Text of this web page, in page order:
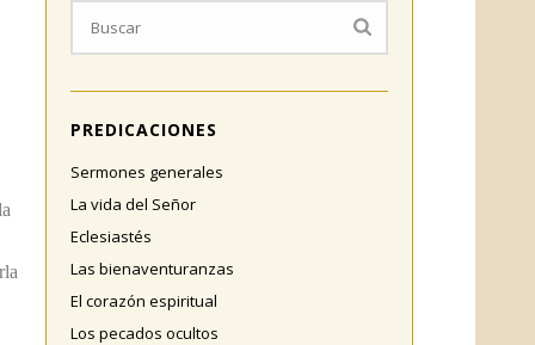
PREDICACIONES
Sermones generales
La vida del Señor
Eclesiastés
Las bienaventuranzas
El corazón espiritual
Los pecados ocultos